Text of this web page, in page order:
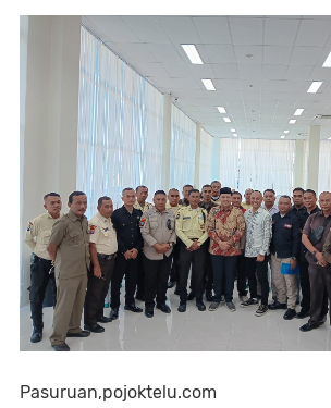
Pasuruan,pojoktelu.com